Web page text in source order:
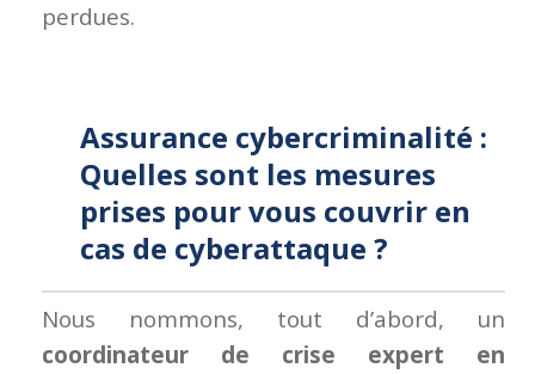
perdues.
Assurance cybercriminalité :
Quelles sont les mesures
prises pour vous couvrir en
cas de cyberattaque ?
Nous nommons, tout d’abord, un
coordinateur de crise expert en